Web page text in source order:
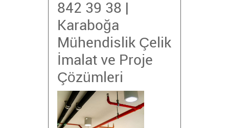
842 39 38 |
Karaboğa
Mühendislik Çelik
İmalat ve Proje
Çözümleri